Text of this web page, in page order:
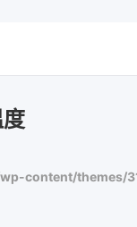
content/themes/